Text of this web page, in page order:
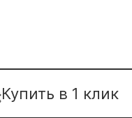
Купить в 1 клик